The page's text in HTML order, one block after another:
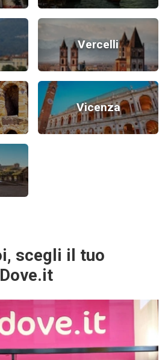
Vercelli
Vicenza
scegli il tuo